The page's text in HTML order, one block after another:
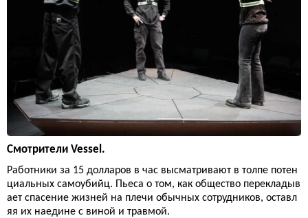
Смотрители Vessel.
Работники за 15 долларов в час высматривают в толпе потен
циальных самоубийц. Пьеса о том, как общество перекладыв
ает спасение жизней на плечи обычных сотрудников, оставл
яя их наедине с виной и травмой.